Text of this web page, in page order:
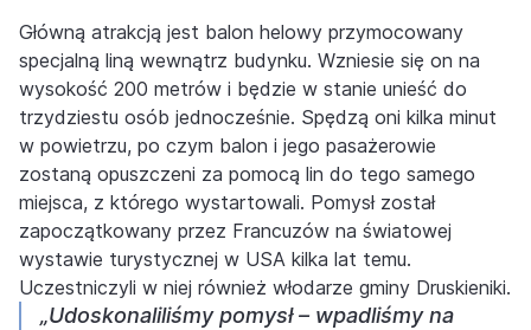
Główną atrakcją jest balon helowy przymocowany
specjalną liną wewnątrz budynku. Wzniesie się on na
wysokość 200 metrów i będzie w stanie unieść do
trzydziestu osób jednocześnie. Spędzą oni kilka minut
w powietrzu, po czym balon i jego pasażerowie
zostaną opuszczeni za pomocą lin do tego samego
miejsca, z którego wystartowali. Pomysł został
zapoczątkowany przez Francuzów na światowej
wystawie turystycznej w USA kilka lat temu.
Uczestniczyli w niej również włodarze gminy Druskieniki.
„Udoskonaliliśmy pomysł – wpadliśmy na